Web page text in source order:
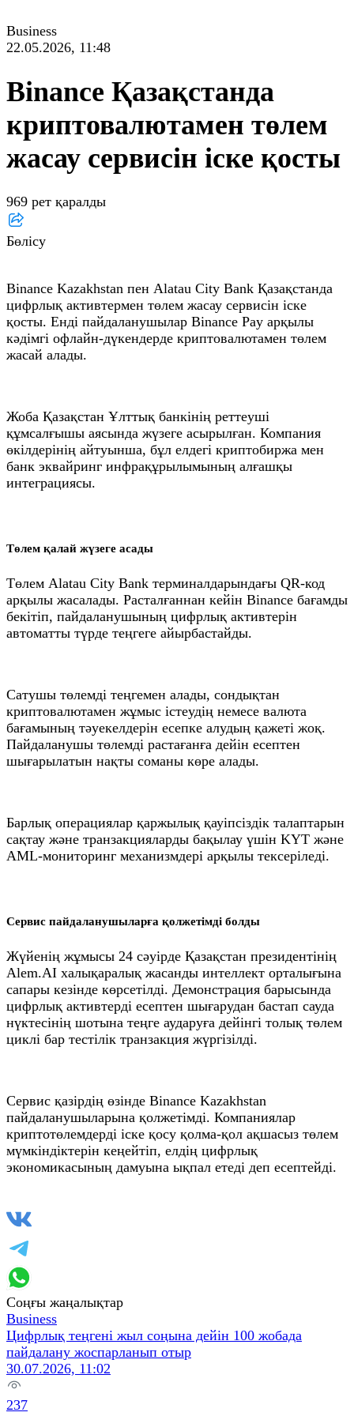
Business
22.05.2026, 11:48
Binance Қазақстанда
криптовалютамен төлем
жасау сервисін іске қосты
969 рет қаралды
Бөлісу
Binance Kazakhstan пен Alatau City Bank Қазақстанда
цифрлық активтермен төлем жасау сервисін іске
қосты. Енді пайдаланушылар Binance Pay арқылы
кәдімгі офлайн-дүкендерде криптовалютамен төлем
жасай алады.
Жоба Қазақстан Ұлттық банкінің реттеуші
құмсалғышы аясында жүзеге асырылған. Компания
өкілдерінің айтуынша, бұл елдегі криптобиржа мен
банк эквайринг инфрақұрылымының алғашқы
интеграциясы.
Төлем қалай жүзеге асады
Төлем Alatau City Bank терминалдарындағы QR-код
арқылы жасалады. Расталғаннан кейін Binance бағамды
бекітіп, пайдаланушының цифрлық активтерін
автоматты түрде теңгеге айырбастайды.
Сатушы төлемді теңгемен алады, сондықтан
криптовалютамен жұмыс істеудің немесе валюта
бағамының тәуекелдерін есепке алудың қажеті жоқ.
Пайдаланушы төлемді растағанға дейін есептен
шығарылатын нақты соманы көре алады.
Барлық операциялар қаржылық қауіпсіздік талаптарын
сақтау және транзакцияларды бақылау үшін KYT және
AML-мониторинг механизмдері арқылы тексеріледі.
Сервис пайдаланушыларға қолжетімді болды
Жүйенің жұмысы 24 сәуірде Қазақстан президентінің
Alem.AI халықаралық жасанды интеллект орталығына
сапары кезінде көрсетілді. Демонстрация барысында
цифрлық активтерді есептен шығарудан бастап сауда
нүктесінің шотына теңге аударуға дейінгі толық төлем
циклі бар тестілік транзакция жүргізілді.
Сервис қазірдің өзінде Binance Kazakhstan
пайдаланушыларына қолжетімді. Компаниялар
криптотөлемдерді іске қосу қолма-қол ақшасыз төлем
мүмкіндіктерін кеңейтіп, елдің цифрлық
экономикасының дамуына ықпал етеді деп есептейді.
Соңғы жаңалықтар
Business
Цифрлық теңгені жыл соңына дейін 100 жобада
пайдалану жоспарланып отыр
30.07.2026, 11:02
237